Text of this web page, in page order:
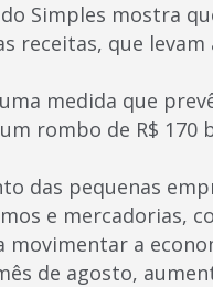
Simples mostra
receitas, que levam
medida que
rombo de R$ 170
das pequenas
e mercadorias,
a
de agosto,